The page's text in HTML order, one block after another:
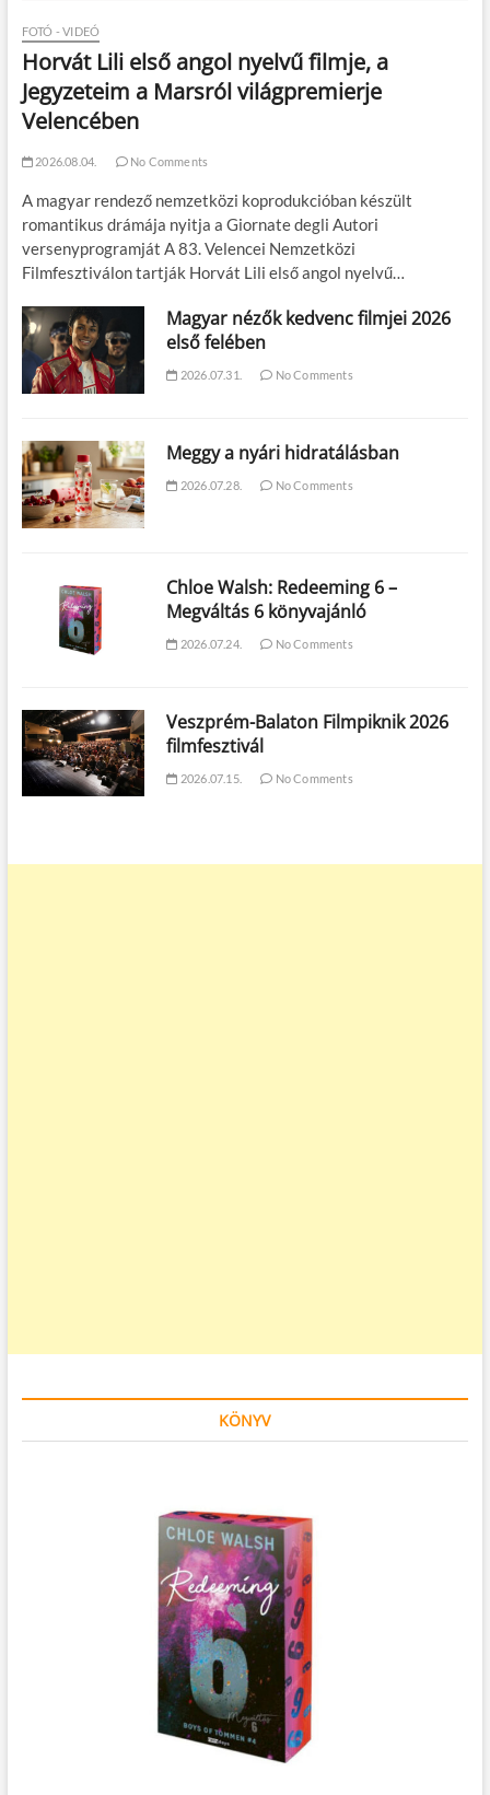
FOTÓ - VIDEÓ
Horvát Lili első angol nyelvű filmje, a
Jegyzeteim a Marsról világpremierje
Velencében
2026.08.04. No Comments
A magyar rendező nemzetközi koprodukcióban készült
romantikus drámája nyitja a Giornate degli Autori
versenyprogramját A 83. Velencei Nemzetközi
Filmfesztiválon tartják Horvát Lili első angol nyelvű…
Magyar nézők kedvenc filmjei 2026
első felében
2026.07.31. No Comments
Meggy a nyári hidratálásban
2026.07.28. No Comments
Chloe Walsh: Redeeming 6 –
Megváltás 6 könyvajánló
2026.07.24. No Comments
Veszprém-Balaton Filmpiknik 2026
filmfesztivál
2026.07.15. No Comments
KÖNYV